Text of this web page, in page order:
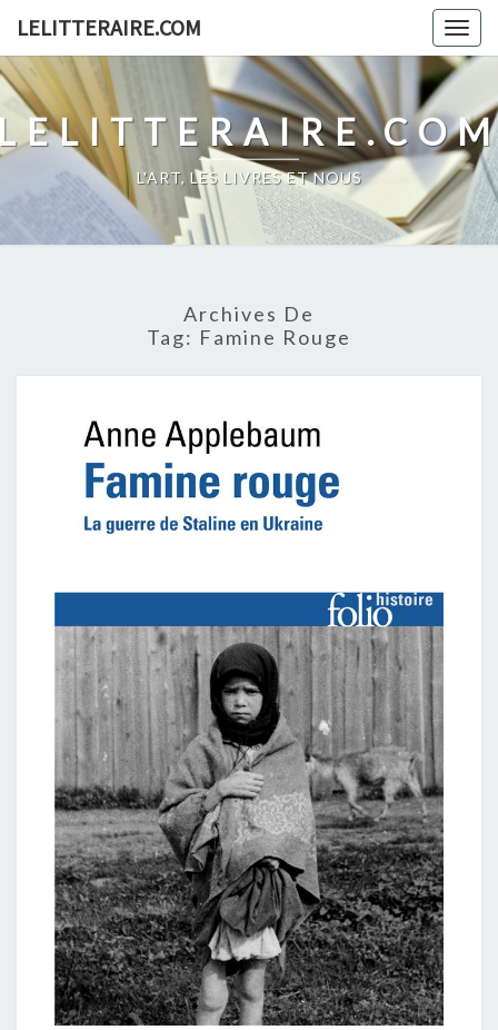
content
LELITTERAIRE.COM
L'ART, LES LIVRES ET NOUS
Archives De
Tag: Famine Rouge